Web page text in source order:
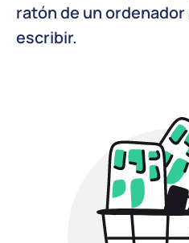
ratón de un ordenador
escribir.